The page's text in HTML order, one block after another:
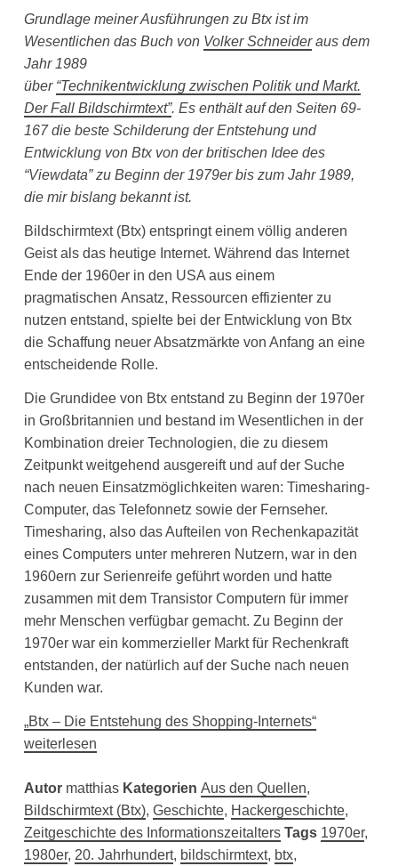
Grundlage meiner Ausführungen zu Btx ist im
Wesentlichen das Buch von Volker Schneideraus dem
Jahr 1989
über “Technikentwicklung zwischen Politik und Markt.
Der Fall Bildschirmtext”. Es enthält auf den Seiten 69-
167 die beste Schilderung der Entstehung und
Entwicklung von Btx von der britischen Idee des
“Viewdata” zu Beginn der 1979er bis zum Jahr 1989,
die mir bislang bekannt ist.
Bildschirmtext (Btx) entspringt einem völlig anderen
Geist als das heutige Internet. Während das Internet
Ende der 1960er in den USA aus einem
pragmatischen Ansatz, Ressourcen effizienter zu
nutzen entstand, spielte bei der Entwicklung von Btx
die Schaffung neuer Absatzmärkte von Anfang an eine
entscheidende Rolle.
Die Grundidee von Btx entstand zu Beginn der 1970er
in Großbritannien und bestand im Wesentlichen in der
Kombination dreier Technologien, die zu diesem
Zeitpunkt weitgehend ausgereift und auf der Suche
nach neuen Einsatzmöglichkeiten waren: Timesharing-
Computer, das Telefonnetz sowie der Fernseher.
Timesharing, also das Aufteilen von Rechenkapazität
eines Computers unter mehreren Nutzern, war in den
1960ern zur Serienreife geführt worden und hatte
zusammen mit dem Transistor Computern für immer
mehr Menschen verfügbar gemacht. Zu Beginn der
1970er war ein kommerzieller Markt für Rechenkraft
entstanden, der natürlich auf der Suche nach neuen
Kunden war.
„Btx – Die Entstehung des Shopping-Internets“
weiterlesen
Autor matthias Kategorien Aus den Quellen,
Bildschirmtext (Btx), Geschichte, Hackergeschichte,
Zeitgeschichte des Informationszeitalters Tags 1970er,
1980er, 20. Jahrhundert, bildschirmtext, btx,